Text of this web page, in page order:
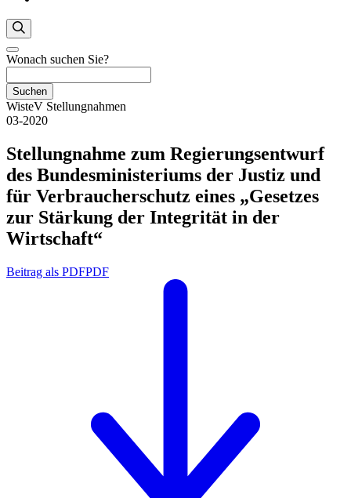
Wonach suchen Sie?
Suchen
WisteV Stellungnahmen
03-2020
Stellungnahme zum Regierungsentwurf
des Bundesministeriums der Justiz und
für Verbraucherschutz eines „Gesetzes
zur Stärkung der Integrität in der
Wirtschaft“
Beitrag als PDFPDF